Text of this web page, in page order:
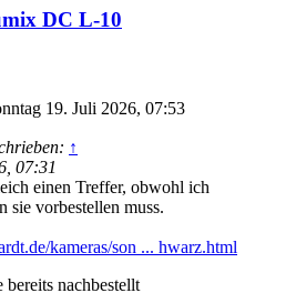
DC L-10
19. Juli 2026, 07:53
↑
07:31
einen Treffer, obwohl ich
sie vorbestellen muss.
kameras/son ... hwarz.html
nachbestellt